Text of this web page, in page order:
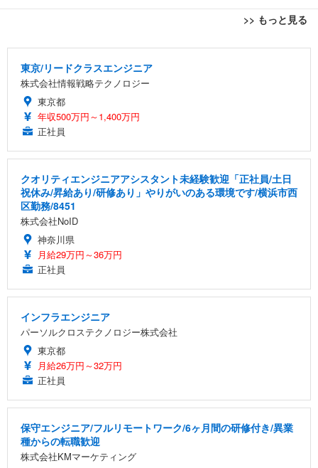
>> もっと見る
[EdoErgo] オフィスチェア 椅子 テレワーク 疲れな
キング pc 事務椅子 360度回転 座面昇降 強化ナイロ
ン樹脂ベース 通気性メッシュ 在宅ワーク H-WY01
ュチェア 人間工学 疲れない ブラック
レスト 3Dヘッドレスト ハンガー付き 高反発クッシ
￥7,680
Sezlife オフィスチェア デスクチェア 疲れない テレ
ワーク チェア 強化バックレスト 30度ロッキング機
能 人間工学 椅子 腰サポート 90度跳ね上げ式アーム
レスト 3Dヘッドレスト ハンガー付き 高反発クッシ
務用 おしゃれ パソコンチェア (ホワイト)
ス圧無段階昇降 360度回転 キャスター付き コンパク
勤務 ブラック
￥4,139
EIZO ビジネス向けプレミアムモニター | FlexScan
イト
イト
￥109,572
￥49,979
【整備済み品】Dell E2724HS 27インチ 液晶モニタ
ー フルHD（1920×1080）VA 非光沢 HDMI/DisplayP
ort/VGA スピーカー内蔵 高さ調整 スイベル VESA対
応 ComfortView ビジネス向け
グモニター QD 24.5インチ 1ms FHD 量子ドット 残
￥34,980
回使い捨て 無香料 ホワイト 300枚
￥3,373
x2袋(84枚) ホワイト(吸収面:ライトブルー)
￥1,800
Smart Basic(スマートベーシック) 【Amazon.co.jp
限定】 Smart Basic アイリスオーヤマ ペットシーツ
超厚型 お徳用 ワイド 100枚入 (x 1) (ケース販売)
ュラー 200枚入【Amazon.co.jp限定】
東京/リードクラスエンジニア
株式会社情報戦略テクノロジー
東京都
年収500万円～1,400万円
正社員
クオリティエンジニアアシスタント未経験歓迎「正社員/土日
祝休み/昇給あり/研修あり」やりがいのある環境です/横浜市西
区勤務/8451
株式会社NoID
神奈川県
月給29万円～36万円
正社員
インフラエンジニア
パーソルクロステクノロジー株式会社
東京都
月給26万円～32万円
正社員
保守エンジニア/フルリモートワーク/6ヶ月間の研修付き/異業
種からの転職歓迎
株式会社KMマーケティング